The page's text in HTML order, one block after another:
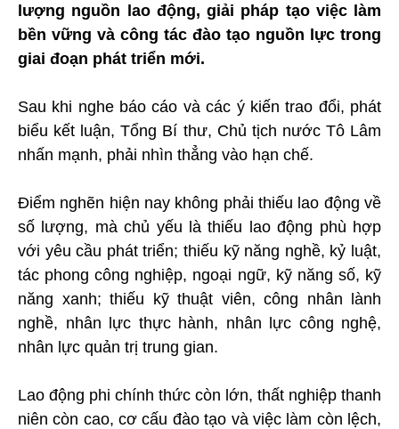
lượng nguồn lao động, giải pháp tạo việc làm
bền vững và công tác đào tạo nguồn lực trong
giai đoạn phát triển mới.
Sau khi nghe báo cáo và các ý kiến trao đổi, phát
biểu kết luận, Tổng Bí thư, Chủ tịch nước Tô Lâm
nhấn mạnh, phải nhìn thẳng vào hạn chế.
Điểm nghẽn hiện nay không phải thiếu lao động về
số lượng, mà chủ yếu là thiếu lao động phù hợp
với yêu cầu phát triển; thiếu kỹ năng nghề, kỷ luật,
tác phong công nghiệp, ngoại ngữ, kỹ năng số, kỹ
năng xanh; thiếu kỹ thuật viên, công nhân lành
nghề, nhân lực thực hành, nhân lực công nghệ,
nhân lực quản trị trung gian.
Lao động phi chính thức còn lớn, thất nghiệp thanh
niên còn cao, cơ cấu đào tạo và việc làm còn lệch,